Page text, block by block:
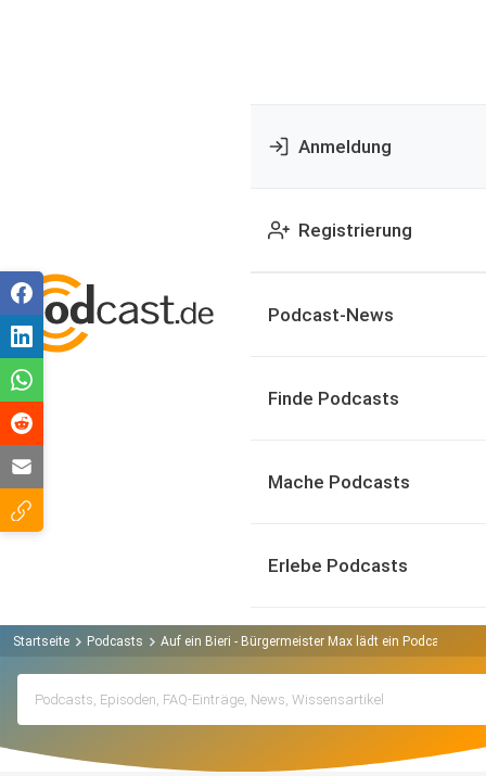
Anmeldung
Registrierung
Podcast-News
Finde Podcasts
Mache Podcasts
Erlebe Podcasts
Startseite Podcasts Auf ein Bieri - Bürgermeister Max lädt ein Podcast